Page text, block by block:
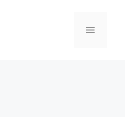
Menu